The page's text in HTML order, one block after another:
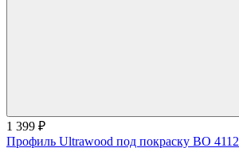
1 399 ₽
Профиль Ultrawood под покраску BO 4112